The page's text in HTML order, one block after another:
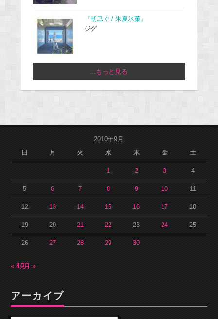
『朝凪ぐ / 朱夏氷菓』
ジグ
...もっと見る
2010年9月
日
月 火 水 木 金 土
1 2 3 4
5 6 7 8 9 10 11
12 13 14 15 16 17 18
19 20 21 22 23 24 25
26 27 28 29 30
« 8月
10月 »
アーカイブ